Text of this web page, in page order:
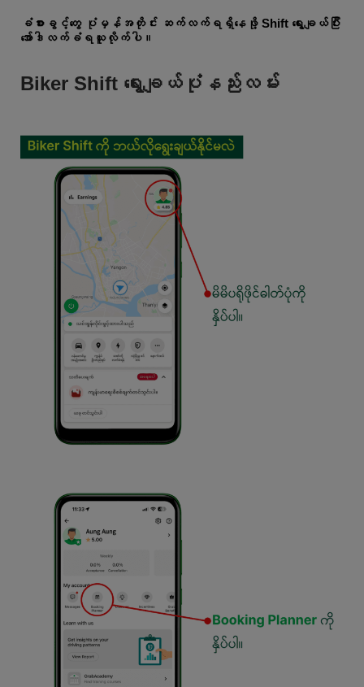
ခံစားခွင့်တွေ ပုံမှန်အတိုင်း ဆက်လက်ရရှိနေဖို့ Shift ရွေးချယ်ပြီး
အော်ဒါလက်ခံရယူလိုက်ပါ။
Biker Shift ရွေးချယ်ပုံနည်းလမ်း